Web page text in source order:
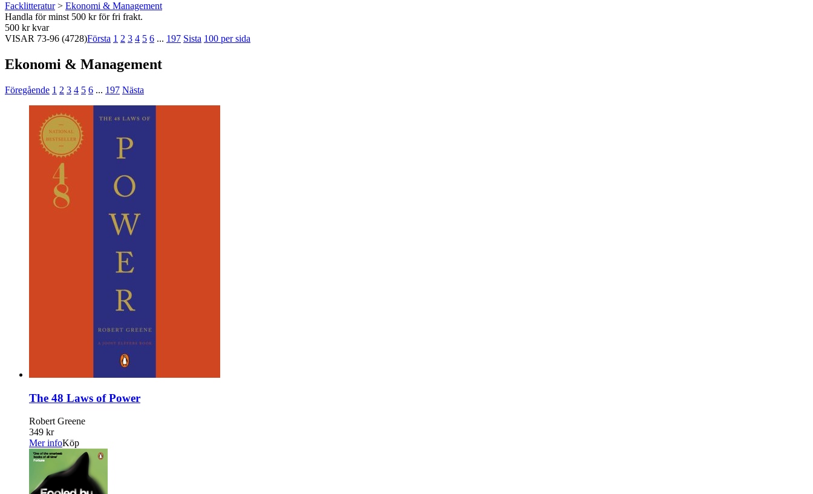
Facklitteratur> Ekonomi & Management
Handla för minst 500 kr för fri frakt.
500 kr kvar
VISAR 73-96 (4728)Första 1 2 3 4 5 6 ... 197 Sista 100 per sida
Ekonomi & Management
Föregående 1 2 3 4 5 6 ... 197 Nästa
The 48 Laws of Power
Robert Greene
349 kr
Mer infoKöp